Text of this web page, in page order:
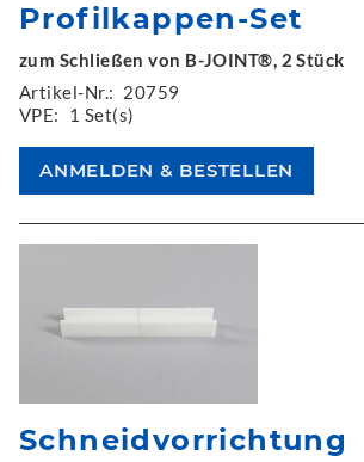
Profilkappen-Set
zum Schließen von B-JOINT®, 2 Stück
Artikel-Nr.: 20759
VPE:
1 Set(s)
Schneidvorrichtung